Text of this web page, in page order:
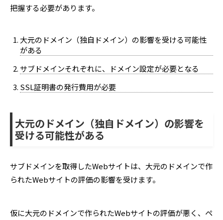
把握する必要があります。
大元のドメイン（独自ドメイン）の影響を受ける可能性
がある
サブドメインそれぞれに、ドメイン設定が必要となる
SSL証明書の発行費用が必要
大元のドメイン（独自ドメイン）の影響を
受ける可能性がある
サブドメインを取得したWebサイトは、大元のドメインで作
られたWebサイトの評価の影響を受けます。
仮に大元のドメインで作られたWebサイトの評価が悪く、ペ